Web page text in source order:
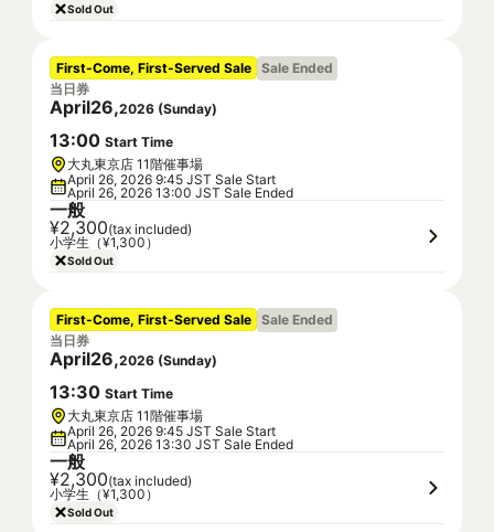
Sold Out
First-Come, First-Served Sale Sale Ended
当日券
April26,2026 (Sunday)
13:00 Start Time
大丸東京店 11階催事場
April 26, 2026 9:45 JST Sale Start
April 26, 2026 13:00 JST Sale Ended
一般
¥2,300(tax included)
小学生（¥1,300）
Sold Out
First-Come, First-Served Sale Sale Ended
当日券
April26,2026 (Sunday)
13:30 Start Time
大丸東京店 11階催事場
April 26, 2026 9:45 JST Sale Start
April 26, 2026 13:30 JST Sale Ended
一般
¥2,300(tax included)
小学生（¥1,300）
Sold Out